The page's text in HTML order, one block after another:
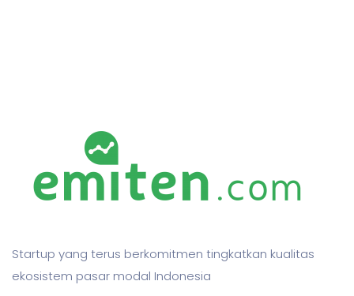
Startup yang terus berkomitmen tingkatkan kualitas
ekosistem pasar modal Indonesia